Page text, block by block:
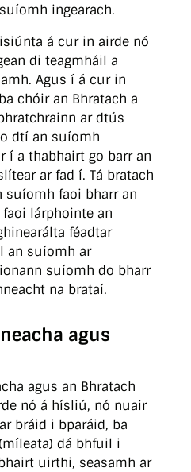
ingearach.
á cur in airde nó
di teagmháil a
Agus í á cur in
chóir an Bhratach a
ar dtús
dtí an suíomh
í a thabhairt go barr an
ar fad í. Tá bratach
suíomh faoi bharr an
lárphointe an
féadtar
an suíomh ar
suíomh do bharr
na brataí.
agus
agus an Bhratach
nó á hísliú, nó nuair
bráid i bparáid, ba
dá bhfuil i
uirthi, seasamh ar